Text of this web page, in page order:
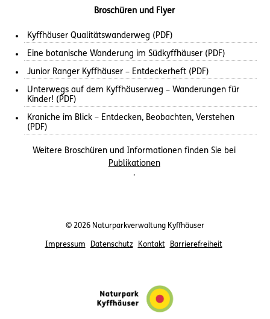
Broschüren und Flyer
Kyffhäuser Qualitätswanderweg (PDF)
Eine botanische Wanderung im Südkyffhäuser (PDF)
Junior Ranger Kyffhäuser – Entdeckerheft (PDF)
Unterwegs auf dem Kyffhäuserweg – Wanderungen für
Kinder! (PDF)
Kraniche im Blick – Entdecken, Beobachten, Verstehen
(PDF)
Weitere Broschüren und Informationen finden Sie bei
Publikationen
.
© 2026 Naturparkverwaltung Kyffhäuser
Impressum Datenschutz Kontakt Barrierefreiheit